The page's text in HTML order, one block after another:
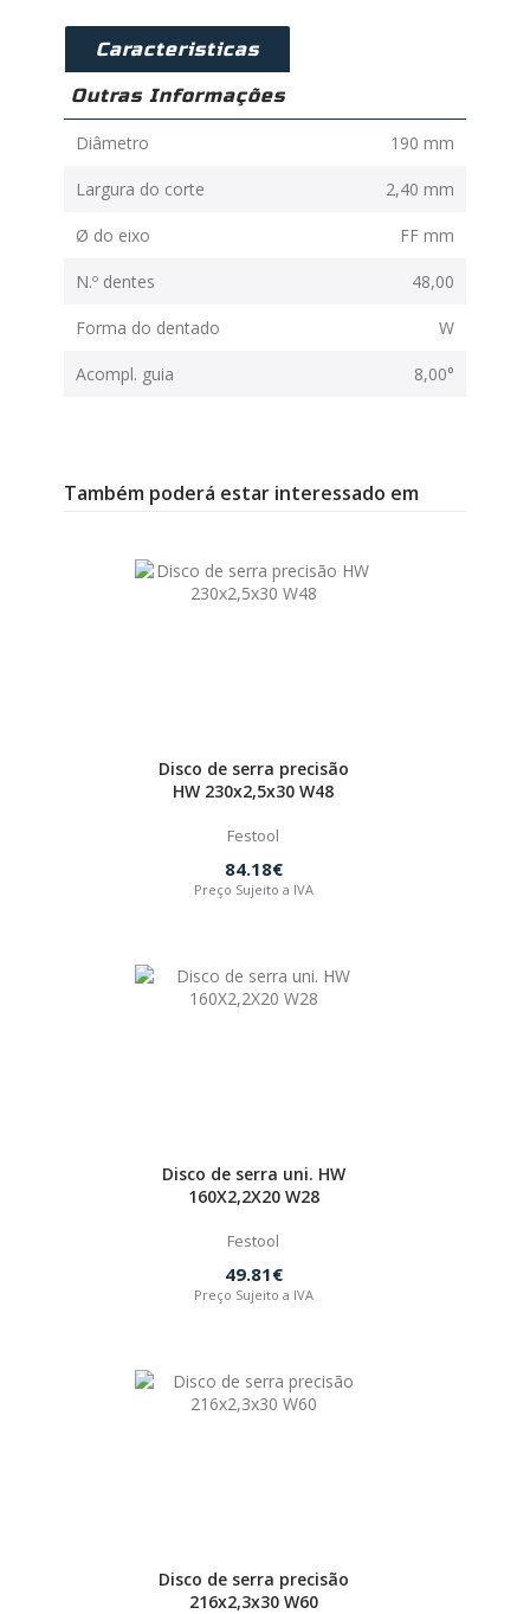
Caracteristicas
Outras Informações
Diâmetro 190 mm
Largura do corte 2,40 mm
Ø do eixo FF mm
N.º dentes 48,00
Forma do dentado W
Acompl. guia 8,00°
Também poderá estar interessado em
Disco de serra precisão
HW 230x2,5x30 W48
Festool
84.18€
Preço Sujeito a IVA
Disco de serra uni. HW
160X2,2X20 W28
Festool
49.81€
Preço Sujeito a IVA
Disco de serra precisão
216x2,3x30 W60